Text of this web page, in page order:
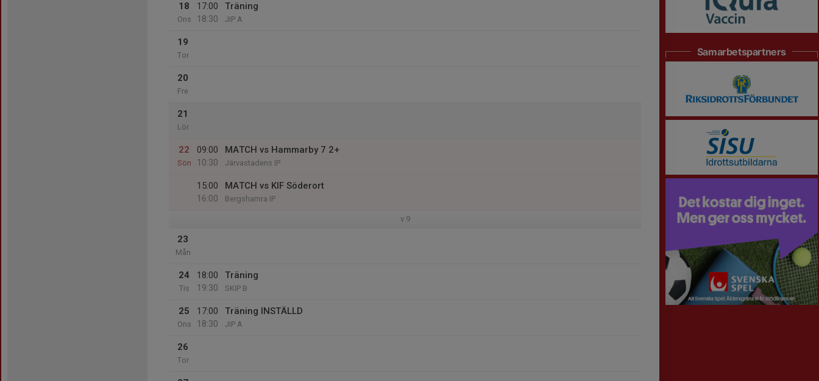
18
Ons
17:00
18:30
Träning
JIP A
19
Tor
20
Fre
21
Lör
22
Sön
09:00
10:30
MATCH vs Hammarby 7 2+
Järvastadens IP
15:00
16:00
MATCH vs KIF Söderort
Bergshamra IP
v.9
23
Mån
24
Tis
18:00
19:30
Träning
SKIP B
25
Ons
17:00
18:30
Träning INSTÄLLD
JIP A
26
Tor
Samarbetspartners